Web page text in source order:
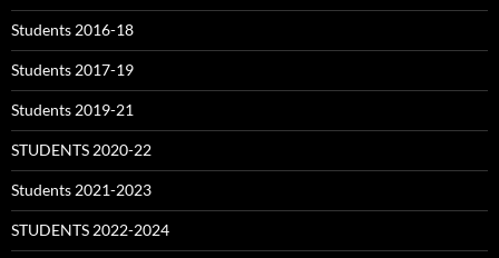
Students 2016-18
Students 2017-19
Students 2019-21
STUDENTS 2020-22
Students 2021-2023
STUDENTS 2022-2024